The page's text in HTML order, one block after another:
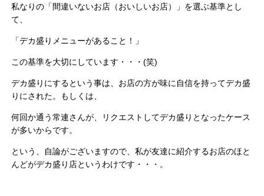
私なりの「間違いないお店（おいしいお店）」を選ぶ基準とし
て、
「デカ盛りメニューがあること！」
この基準を大切にしています・・・(笑)
デカ盛りにするという事は、お店の方が味に自信を持ってデカ盛
りにされた。もしくは、
何回か通う常連さんが、リクエストしてデカ盛りとなったケース
が多いからです。
という、自論がございますので、私が友達に紹介するお店のほと
んどがデカ盛り店というわけです・・・。